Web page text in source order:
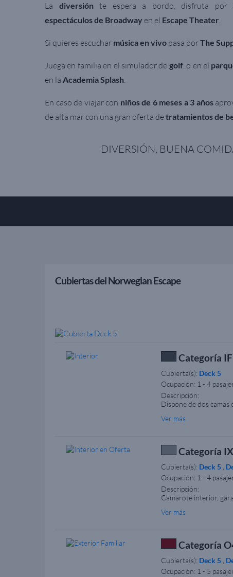
La diversión te espera a bordo, disfruta por
espectáculos de Broadway en el Escape Theater.
Si quieres escuchar música en vivo pasa porThe
Juega en familia en el simulador de golf, o en el
en la Academia Splash.
En caso de viajar con niños de 6 meses a 3 años
de alta mar con una gran oferta detratamientos de
DIVERSIÓN, BUENA
Cubiertas del Norwegian Escape
Categoría
Cubierta(s): Deck 5
Ocupación: 1 - 4
Descripción:
Dispone de dos
a las imágenes. La
Ver más
Categoría
Cubierta(s): Deck 5
Ocupación: 1 - 4
Descripción:
Camarote interior,
televisión, cuarto de
Ver más
Categoría
Cubierta(s): Deck 5
Ocupación: 1 - 5